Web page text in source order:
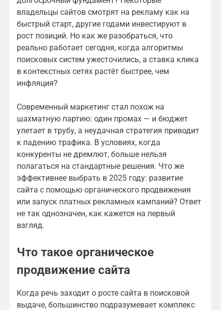
владельцы сайтов смотрят на рекламу как на
быстрый старт, другие годами инвестируют в
рост позиций. Но как же разобраться, что
реально работает сегодня, когда алгоритмы
поисковых систем ужесточились, а ставка клика
в контекстных сетях растёт быстрее, чем
инфляция?
Современный маркетинг стал похож на
шахматную партию: один промах — и бюджет
улетает в трубу, а неудачная стратегия приводит
к падению трафика. В условиях, когда
конкуренты не дремлют, больше нельзя
полагаться на стандартные решения. Что же
эффективнее выбрать в 2025 году: развитие
сайта с помощью органического продвижения
или запуск платных рекламных кампаний? Ответ
не так однозначен, как кажется на первый
взгляд.
Что такое органическое
продвижение сайта
Когда речь заходит о росте сайта в поисковой
выдаче, большинство подразумевает комплекс